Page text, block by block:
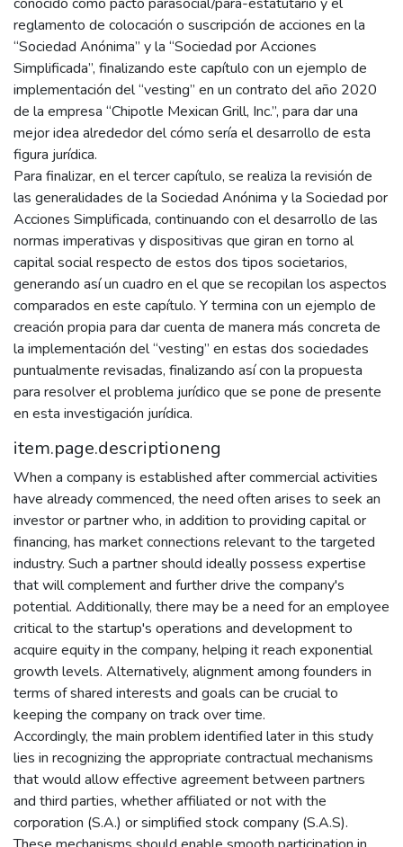
reglamento de colocación o suscripción de acciones en la
“Sociedad Anónima” y la “Sociedad por Acciones
Simplificada”, finalizando este capítulo con un ejemplo de
implementación del “vesting” en un contrato del año 2020
de la empresa “Chipotle Mexican Grill, Inc.”, para dar una
mejor idea alrededor del cómo sería el desarrollo de esta
figura jurídica.
Para finalizar, en el tercer capítulo, se realiza la revisión de
las generalidades de la Sociedad Anónima y la Sociedad por
Acciones Simplificada, continuando con el desarrollo de las
normas imperativas y dispositivas que giran en torno al
capital social respecto de estos dos tipos societarios,
generando así un cuadro en el que se recopilan los aspectos
comparados en este capítulo. Y termina con un ejemplo de
creación propia para dar cuenta de manera más concreta de
la implementación del “vesting” en estas dos sociedades
puntualmente revisadas, finalizando así con la propuesta
para resolver el problema jurídico que se pone de presente
en esta investigación jurídica.
item.page.descriptioneng
When a company is established after commercial activities
have already commenced, the need often arises to seek an
investor or partner who, in addition to providing capital or
financing, has market connections relevant to the targeted
industry. Such a partner should ideally possess expertise
that will complement and further drive the company's
potential. Additionally, there may be a need for an employee
critical to the startup's operations and development to
acquire equity in the company, helping it reach exponential
growth levels. Alternatively, alignment among founders in
terms of shared interests and goals can be crucial to
keeping the company on track over time.
Accordingly, the main problem identified later in this study
lies in recognizing the appropriate contractual mechanisms
that would allow effective agreement between partners
and third parties, whether affiliated or not with the
corporation (S.A.) or simplified stock company (S.A.S).